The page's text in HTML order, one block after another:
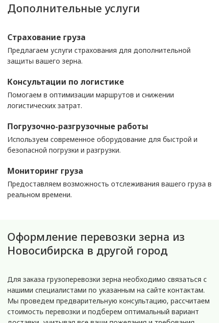
Дополнительные услуги
Страхование груза
Предлагаем услуги страхования для дополнительной
защиты вашего зерна.
Консультации по логистике
Помогаем в оптимизации маршрутов и снижении
логистических затрат.
Погрузочно-разгрузочные работы
Используем современное оборудование для быстрой и
безопасной погрузки и разгрузки.
Мониторинг груза
Предоставляем возможность отслеживания вашего груза в
реальном времени.
Оформление перевозки зерна из
Новосибирска в другой город
Для заказа грузоперевозки зерна необходимо связаться с
нашими специалистами по указанным на сайте контактам.
Мы проведем предварительную консультацию, рассчитаем
стоимость перевозки и подберем оптимальный вариант